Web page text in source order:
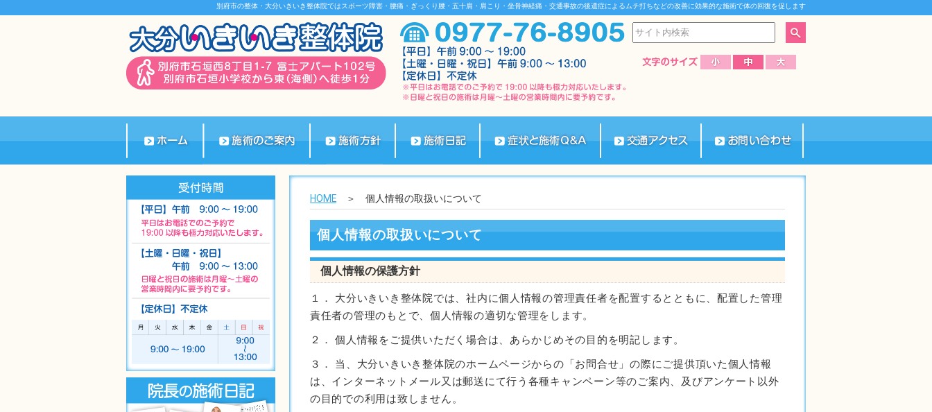
別府市の整体・大分いきいき整体院ではスポーツ障害・腰痛・ぎっくり腰・五十肩・肩こり・坐骨神経痛・交通事故の後遺症によるムチ打ちなどの改善に効果的な施術で体の回復を促します
HOME ＞ 個人情報の取扱いについて
個人情報の取扱いについて
個人情報の保護方針
１． 大分いきいき整体院では、社内に個人情報の管理責任者を配置するとともに、配置した管理
責任者の管理のもとで、個人情報の適切な管理をします。
２． 個人情報をご提供いただく場合は、あらかじめその目的を明記します。
３． 当、大分いきいき整体院のホームページからの「お問合せ」の際にご提供頂いた個人情報
は、インターネットメール又は郵送にて行う各種キャンペーン等のご案内、及びアンケート以外
の目的での利用は致しません。